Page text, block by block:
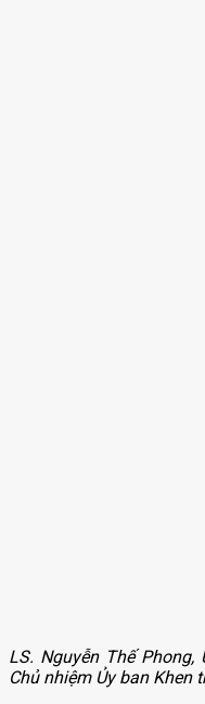
LS. Nguyễn Thế
Chủ nhiệm Ủy ban Khen